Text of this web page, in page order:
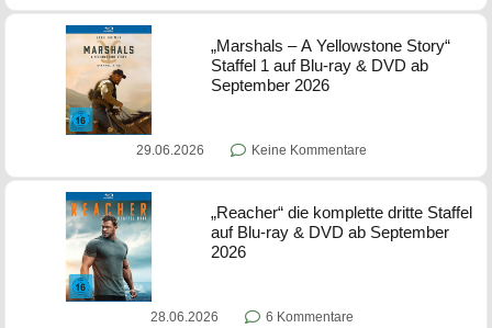
„Marshals – A Yellowstone Story“
Staffel 1 auf Blu-ray & DVD ab
September 2026
29.06.2026 Keine Kommentare
„Reacher“ die komplette dritte Staffel
auf Blu-ray & DVD ab September
2026
28.06.2026 6 Kommentare